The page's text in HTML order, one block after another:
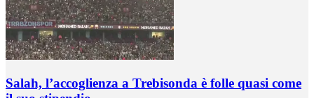
Salah, l’accoglienza a Trebisonda è folle quasi come